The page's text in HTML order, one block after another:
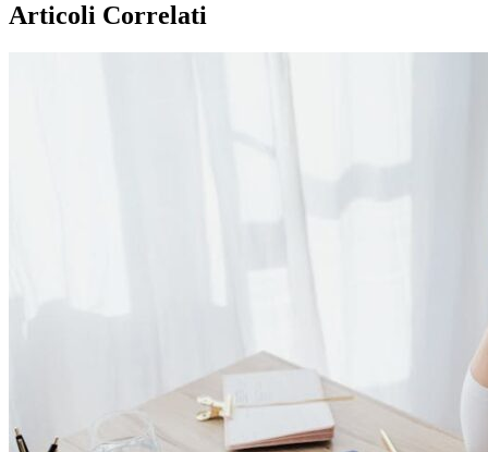
Articoli Correlati